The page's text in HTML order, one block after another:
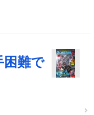
困難で